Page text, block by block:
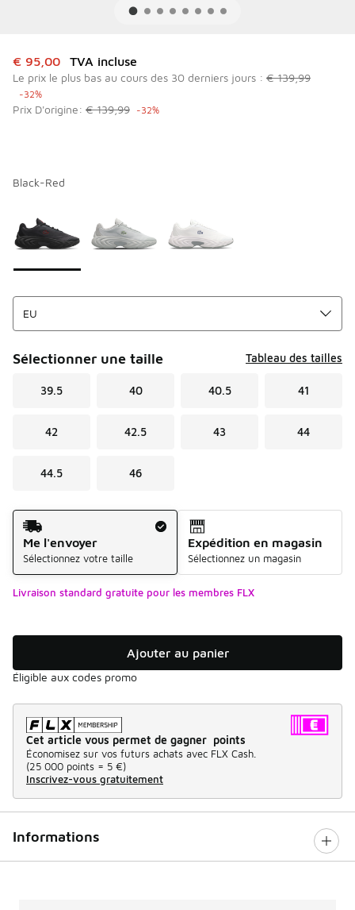
Cet article est en promotion. Prix en baisse de à € 95,00
€ 95,00 TVA incluse
Le prix le plus bas au cours des 30 derniers jours : € 139,99
-32%
Prix D'origine: € 139,99 -32%
Black-Red
Sélectionner une taille Tableau des tailles
39.5 40 40.5 41
42 42.5 43 44
44.5 46
Mode d'expédition
Me l'envoyer
Sélectionnez votre taille
Expédition en magasin
Sélectionnez un magasin
Livraison standard gratuite pour les membres FLX
Ajouter au panier
Éligible aux codes promo
Cet article vous permet de gagner points
Économisez sur vos futurs achats avec FLX Cash.
(25 000 points = 5 €)
Inscrivez-vous gratuitement
Informations